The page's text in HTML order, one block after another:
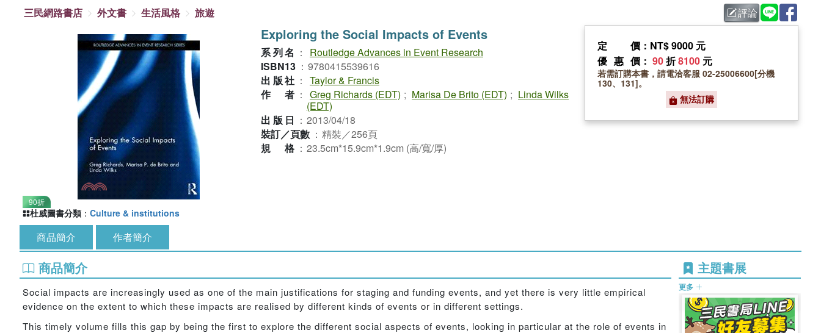
三民網路書店
外文書 生活風格 旅遊 評論
90折
Exploring the Social Impacts of Events
系列名 ：
Routledge Advances in Event Research
ISBN13 ： 9780415539616
出版社 ： Taylor & Francis
作者 ： Greg Richards (EDT) ; Marisa De Brito (EDT) ; Linda Wilks
(EDT)
出版日 ： 2013/04/18
裝訂／頁數 ： 精裝／256頁
規格 ： 23.5cm*15.9cm*1.9cm (高/寬/厚)
定價 ：NT$ 9000 元
優惠價 ： 90折8100 元
若需訂購本書，請電洽客服 02-25006600[分機
130、131]。
無法訂購
杜威圖書分類 ： Culture & institutions
商品簡介 作者簡介
商品簡介
Social impacts are increasingly used as one of the main justifications for staging and funding events, and yet there is very little empirical
evidence on the extent to which these impacts are realised by different kinds of events or in different settings.
This timely volume fills this gap by being the first to explore the different social aspects of events, looking in particular at the role of events in
主題書展
更多